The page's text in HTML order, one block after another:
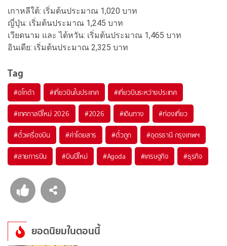
เกาหลีใต้: เริ่มต้นประมาณ 1,020 บาท
ญี่ปุ่น: เริ่มต้นประมาณ 1,245 บาท
เวียดนาม และ ไต้หวัน: เริ่มต้นประมาณ 1,465 บาท
อินเดีย: เริ่มต้นประมาณ 2,325 บาท
Tag
#อโกด้า #เที่ยวบินในประเทศ #เที่ยวบินระหว่างประเทศ
#เทศกาลปีใหม่ 2026 #2026 #เดินทาง #ท่องเที่ยว
#ตั๋วเครื่องบิน #ค่าโดยสาร #ตั๋วถูก #อุดรธานี กรุงเทพฯ
#สายการบิน #บินปีใหม่ #Agoda #เศรษฐกิจ #ธุรกิจ
ยอดนิยมในตอนนี้